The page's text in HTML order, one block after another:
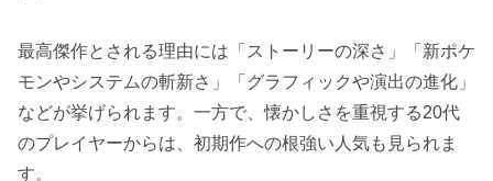
最高傑作とされる理由には「ストーリーの深さ」「新ポケ
モンやシステムの斬新さ」「グラフィックや演出の進化」
などが挙げられます。一方で、懐かしさを重視する20代
のプレイヤーからは、初期作への根強い人気も見られま
す。